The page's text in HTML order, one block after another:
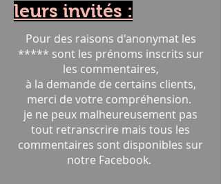
leurs invités :
Pour des raisons d'anonymat les
***** sont les prénoms inscrits sur
les commentaires,
à la demande de certains clients,
merci de votre compréhension.
je ne peux malheureusement pas
tout retranscrire mais tous les
commentaires sont disponibles sur
notre Facebook.